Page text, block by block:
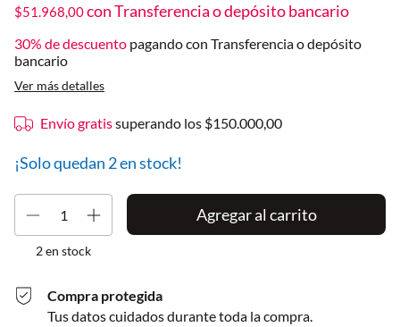
$51.968,00conTransferencia o depósito bancario
30% de descuento pagando con Transferencia o depósito
bancario
Ver más detalles
Envío gratissuperando los $150.000,00
¡Solo quedan 2en stock!
2en stock
Compra protegida
Tus datos cuidados durante toda la compra.